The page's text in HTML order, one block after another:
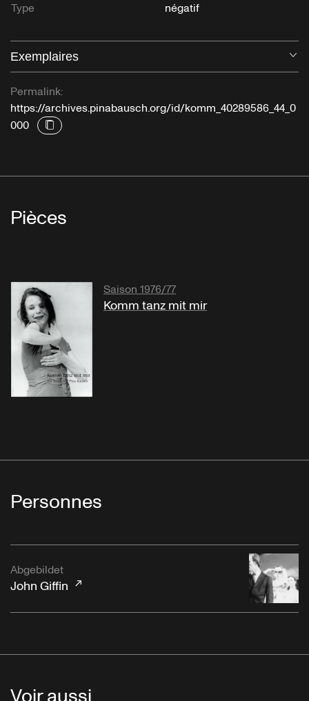
Type
négatif
Exemplaires
Permalink:
https://archives.pinabausch.org/id/komm_40289586_44_0
000
Pièces
Saison 1976/77
Komm tanz mit mir
Personnes
Abgebildet
John Giffin